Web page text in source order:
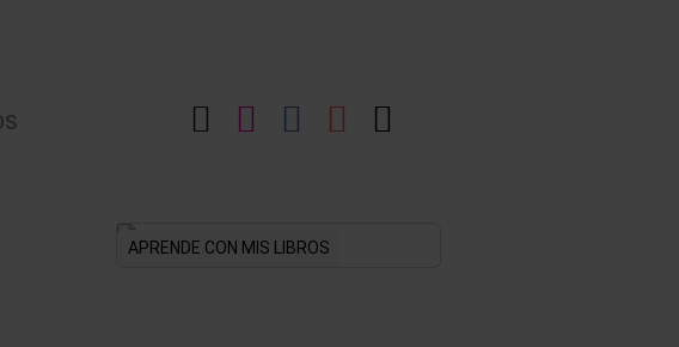
LinkedIn
Instagram
Facebook
YouTube
APRENDE CON MIS LIBROS